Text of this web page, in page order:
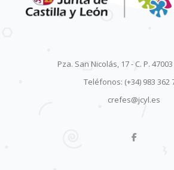
Pza. San Nicolás, 17 - C. P.
Teléfonos: (+34) 983 362
crefes@jcyl.es